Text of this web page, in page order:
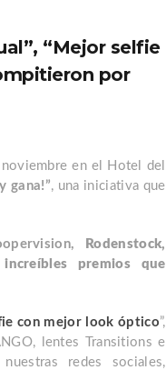
“Mejor selfie
por
en el Hotel del
gana!”, una iniciativa que
Rodenstock,
premios que
con mejor look óptico”,
lentes Transitions e
redes sociales,